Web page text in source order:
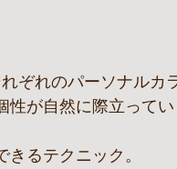
ぞれのパーソナルカ
が自然に際立ってい
るテクニック。